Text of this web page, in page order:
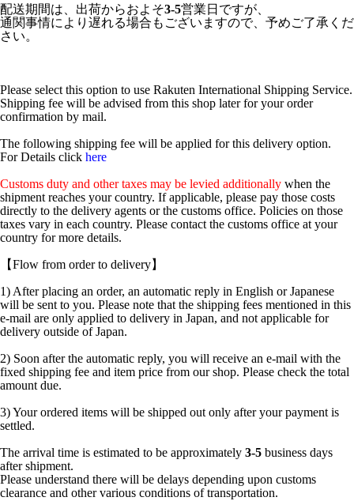
配送期間は、出荷からおよそ3-5営業日ですが、
通関事情により遅れる場合もございますので、予めご了承くだ
さい。
Please select this option to use Rakuten International Shipping Service.
Shipping fee will be advised from this shop later for your order
confirmation by mail.
The following shipping fee will be applied for this delivery option.
For Details click here
Customs duty and other taxes may be levied additionally when the
shipment reaches your country. If applicable, please pay those costs
directly to the delivery agents or the customs office. Policies on those
taxes vary in each country. Please contact the customs office at your
country for more details.
【Flow from order to delivery】
1) After placing an order, an automatic reply in English or Japanese
will be sent to you. Please note that the shipping fees mentioned in this
e-mail are only applied to delivery in Japan, and not applicable for
delivery outside of Japan.
2) Soon after the automatic reply, you will receive an e-mail with the
fixed shipping fee and item price from our shop. Please check the total
amount due.
3) Your ordered items will be shipped out only after your payment is
settled.
The arrival time is estimated to be approximately 3-5 business days
after shipment.
Please understand there will be delays depending upon customs
clearance and other various conditions of transportation.